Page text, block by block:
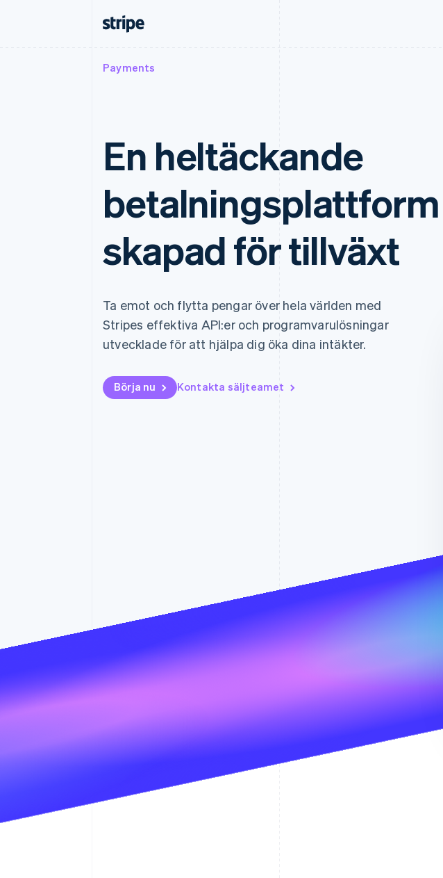
Payments
En heltäckande
betalningsplattform
skapad för tillväxt
Ta emot och flytta pengar över hela världen med
Stripes effektiva API:er och programvarulösningar
utvecklade för att hjälpa dig öka dina intäkter.
Börja nu Kontakta säljteamet